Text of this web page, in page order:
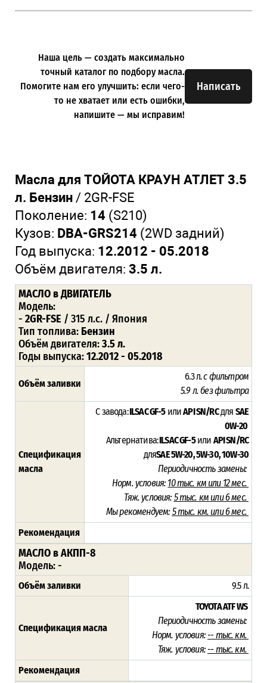
Написать
Наша цель — создать максимально
точный каталог по подбору масла.
Помогите нам его улучшить: если чего-
то не хватает или есть ошибки,
напишите — мы исправим!
Масла для ТОЙОТА КРАУН АТЛЕТ 3.5
л. Бензин / 2GR-FSE
Поколение: 14 (S210)
Кузов: DBA-GRS214 (2WD задний)
Год выпуска: 12.2012 - 05.2018
Объём двигателя: 3.5 л.
МАСЛО в ДВИГАТЕЛЬ
Модель:
- 2GR-FSE / 315 л.с. / Япония
Тип топлива: Бензин
Объём двигателя:3.5 л.
Годы выпуска:12.2012 - 05.2018
Объём заливки
6.3 л.с фильтром
5.9 л. без фильтра
Спецификация
масла
С завода:ILSAC GF-5илиAPI SN/RCдля SAE
0W-20
Альтернатива:ILSAC GF-5или API SN/RC
дляSAE 5W-20, 5W-30, 10W-30
Периодичность замены:
Норм. условия: 10 тыс. км или 12 мес.
Тяж. условия: 5 тыс. км или 6 мес.
Мы рекомендуем: 5 тыс. км. или 6 мес.
Рекомендация
МАСЛО в АКПП-8
Модель: -
Объём заливки 9.5 л.
Спецификация масла
TOYOTA ATF WS
Периодичность замены:
Норм. условия: -- тыс. км.
Тяж. условия: -- тыс. км.
Рекомендация